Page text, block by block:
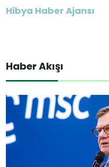
Hibya Haber Ajansı
Haber Akışı